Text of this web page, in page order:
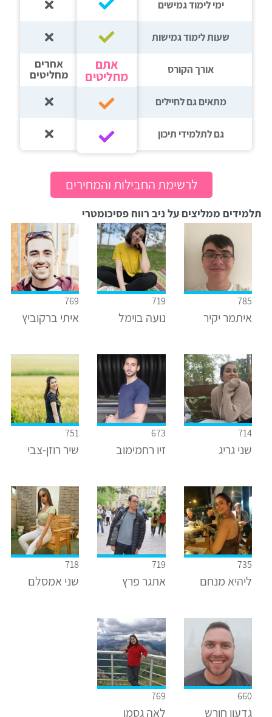
ימי לימוד גמישים
שעות לימוד גמישות
אורך הקורס
מתאים גם לחיילים
גם לתלמידי תיכון‎‏
אתם
מחליטים
אחרים
מחליטים
לרשימת החבילות והמחירים
תלמידים ממליצים על ניב רווח פסיכומטרי
785
איתמר יקיר
719
נועה בוימל
769
איתי ברקוביץ
714
שני גריג
673
זיו רחמימוב
751
שיר רוזן-צבי
735
ליהיא מנחם
719
אתגר פרץ
718
שני אמסלם
660
גדעון חורש
769
לאה גסמן